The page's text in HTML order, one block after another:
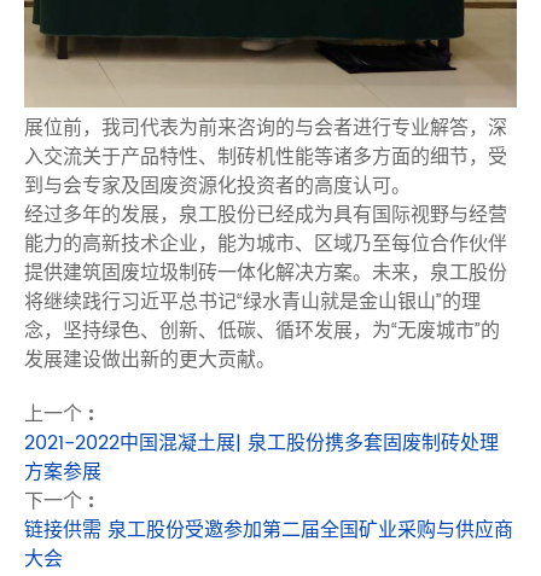
展位前，我司代表为前来咨询的与会者进行专业解答，深
入交流关于产品特性、制砖机性能等诸多方面的细节，受
到与会专家及固废资源化投资者的高度认可。
经过多年的发展，泉工股份已经成为具有国际视野与经营
能力的高新技术企业，能为城市、区域乃至每位合作伙伴
提供建筑固废垃圾制砖一体化解决方案。未来，泉工股份
将继续践行习近平总书记“绿水青山就是金山银山”的理
念，坚持绿色、创新、低碳、循环发展，为“无废城市”的
发展建设做出新的更大贡献。
上一个 :
2021-2022中国混凝土展| 泉工股份携多套固废制砖处理
方案参展
下一个 :
链接供需 泉工股份受邀参加第二届全国矿业采购与供应商
大会